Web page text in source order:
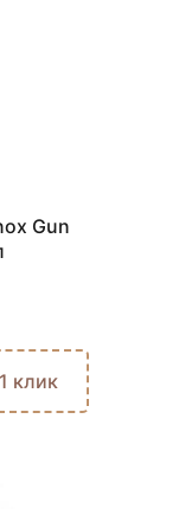
Gun
клик